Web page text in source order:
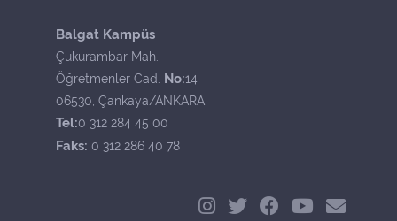
Balgat Kampüs
Çukurambar Mah.
Öğretmenler Cad. No:14
06530, Çankaya/ANKARA
Tel:0 312 284 45 00
Faks: 0 312 286 40 78